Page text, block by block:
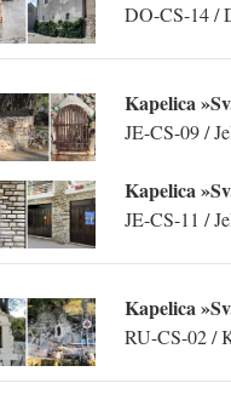
DO-CS-14 /
Kapelica
JE-CS-09 /
Kapelica
JE-CS-11 /
Kapelica
RU-CS-02 /